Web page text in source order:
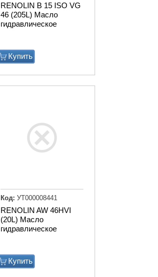
RENOLIN B 15 ISO VG
46 (205L) Масло
гидравлическое
Купить
RENOLIN AW 46HVI
(20L) Масло
гидравлическое
Купить
Код: УТ000008441